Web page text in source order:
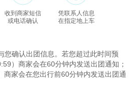
收到商家短信
或电话确认
凭联系人信息
在指定地上车
您确认出团信息。若您超过此时间预
）商家会在60分钟内发送出团通知；
家会在您出行前60分钟内发送出团通